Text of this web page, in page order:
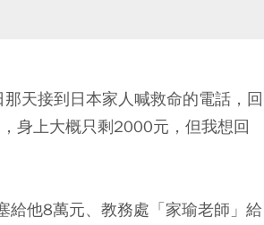
天接到日本家人喊救命的電話，回
身上大概只剩2000元，但我想回
給他8萬元、教務處「家瑜老師」給